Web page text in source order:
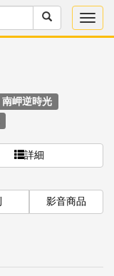
南岬逆時光
詳細
影音商品